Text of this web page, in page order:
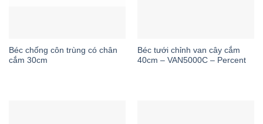
Béc chống côn trùng có chân
cắm 30cm
Béc tưới chỉnh van cây cắm
40cm – VAN5000C – Percent